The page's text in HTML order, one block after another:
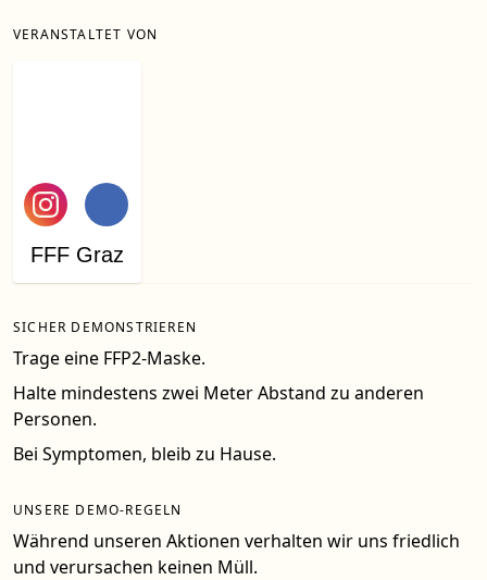
VERANSTALTET VON
FFF Graz
SICHER DEMONSTRIEREN
Trage eine FFP2-Maske.
Halte mindestens zwei Meter Abstand zu anderen
Personen.
Bei Symptomen, bleib zu Hause.
UNSERE DEMO-REGELN
Während unseren Aktionen verhalten wir uns friedlich
und verursachen keinen Müll.